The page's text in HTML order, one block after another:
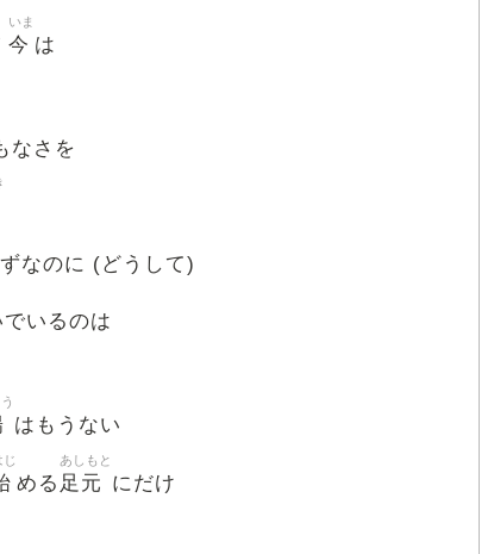
今
いま
は
なさを
なのに (どうして)
いるのは
はもうない
じ
める 足元
あしもと
にだけ